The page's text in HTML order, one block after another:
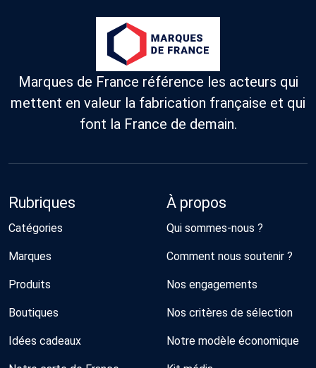
Marques de France référence les acteurs qui
mettent en valeur la fabrication française et qui
font la France de demain.
Rubriques
Catégories
Marques
Produits
Boutiques
Idées cadeaux
À propos
Qui sommes-nous ?
Comment nous soutenir ?
Nos engagements
Nos critères de sélection
Notre modèle économique